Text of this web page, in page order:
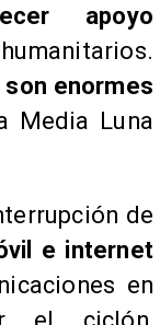
apoyo
son enormes
Media Luna
de
e internet
en